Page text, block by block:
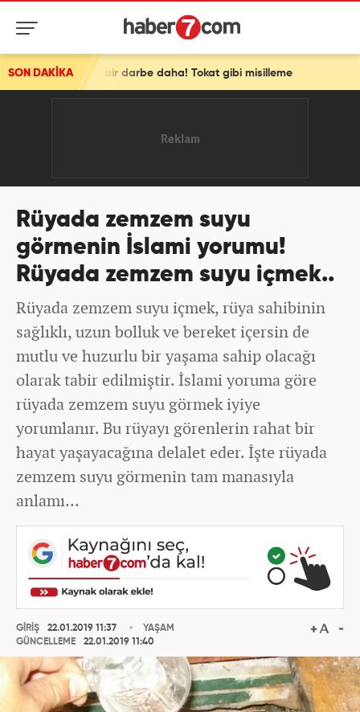
SON DAKİKA
bir darbe daha! Tokat gibi misilleme
Rüyada zemzem suyu
görmenin İslami yorumu!
Rüyada zemzem suyu içmek..
Rüyada zemzem suyu içmek, rüya sahibinin
sağlıklı, uzun bolluk ve bereket içersin de
mutlu ve huzurlu bir yaşama sahip olacağı
olarak tabir edilmiştir. İslami yoruma göre
rüyada zemzem suyu görmek iyiye
yorumlanır. Bu rüyayı görenlerin rahat bir
hayat yaşayacağına delalet eder. İşte rüyada
zemzem suyu görmenin tam manasıyla
anlamı...
GİRİŞ
22.01.2019 11:37
GÜNCELLEME
22.01.2019 11:40
YAŞAM